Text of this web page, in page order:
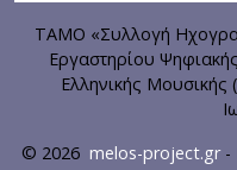
ΤΑΜΟ «Συλλογή
Εργαστηρίου
Ελληνικής
© 2026 melos-project.gr-